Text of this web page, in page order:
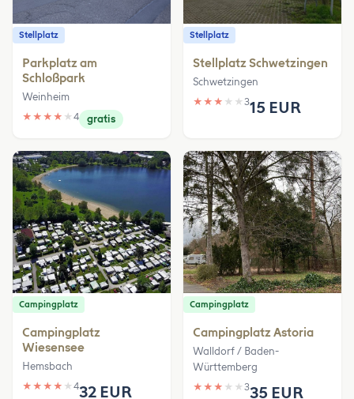
Stellplatz
Parkplatz am
Schloßpark
Weinheim
★ ★ ★ ★ ★ 4 gratis
Stellplatz
Stellplatz Schwetzingen
Schwetzingen
★ ★ ★ ★ ★ 315 EUR
Campingplatz
Campingplatz
Wiesensee
Hemsbach
★ ★ ★ ★ ★ 432 EUR
Campingplatz
Campingplatz Astoria
Walldorf / Baden-
Württemberg
★ ★ ★ ★ ★ 335 EUR